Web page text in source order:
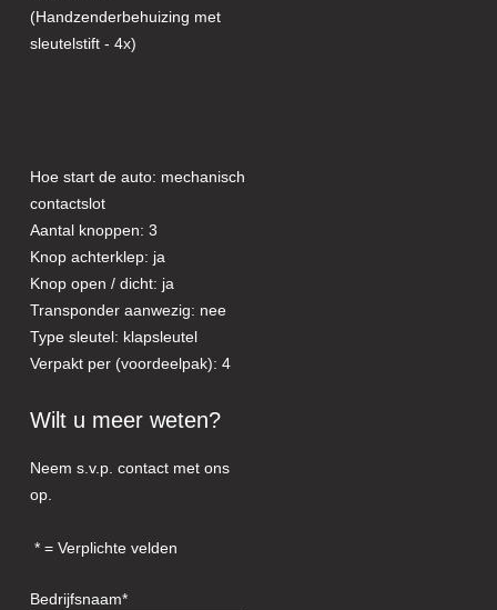
(Handzenderbehuizing met
sleutelstift - 4x)
Hoe start de auto: mechanisch
contactslot
Aantal knoppen: 3
Knop achterklep: ja
Knop open / dicht: ja
Transponder aanwezig: nee
Type sleutel: klapsleutel
Verpakt per (voordeelpak): 4
Wilt u meer weten?
Neem s.v.p. contact met ons
op.
= Verplichte velden
Bedrijfsnaam